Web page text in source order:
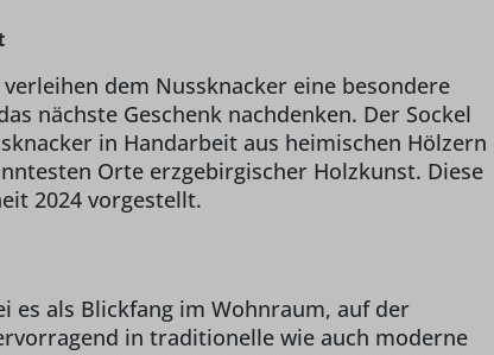
dem Nussknacker eine besondere
nächste Geschenk nachdenken. Der Sockel
in Handarbeit aus heimischen Hölzern
Orte erzgebirgischer Holzkunst. Diese
2024 vorgestellt.
es als Blickfang im Wohnraum, auf der
in traditionelle wie auch moderne